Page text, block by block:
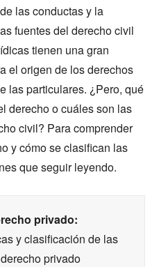
las conductas y la
fuentes del derecho civil
tienen una gran
el origen de los derechos
las particulares. ¿Pero, qué
derecho o cuáles son las
civil? Para comprender
y cómo se clasifican las
que seguir leyendo.
privado:
y clasificación de las
privado